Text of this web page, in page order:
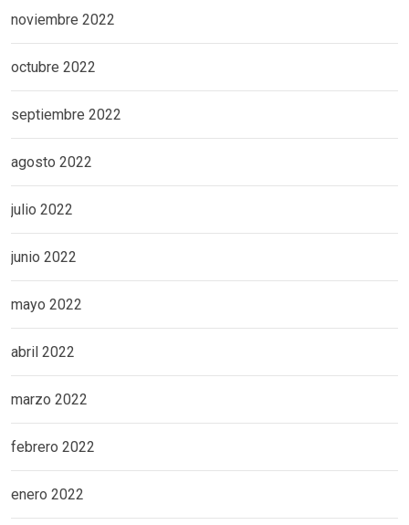
noviembre 2022
octubre 2022
septiembre 2022
agosto 2022
julio 2022
junio 2022
mayo 2022
abril 2022
marzo 2022
febrero 2022
enero 2022